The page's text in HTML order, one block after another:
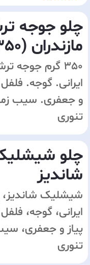
چلو جوجه
مازندران (350 گرم)
350 گرم جوجه
ایرانی. گوجه.
و جعفری. سیب
تنوری
چلو
شاندیز
شیشلیک شاندیز،
ایرانی، گوجه،
پیاز و جعفری،
تنوری